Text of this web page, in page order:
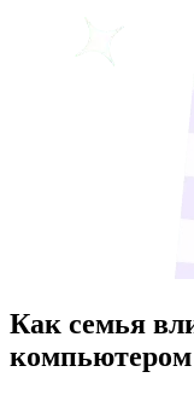
Как семья
компьютером